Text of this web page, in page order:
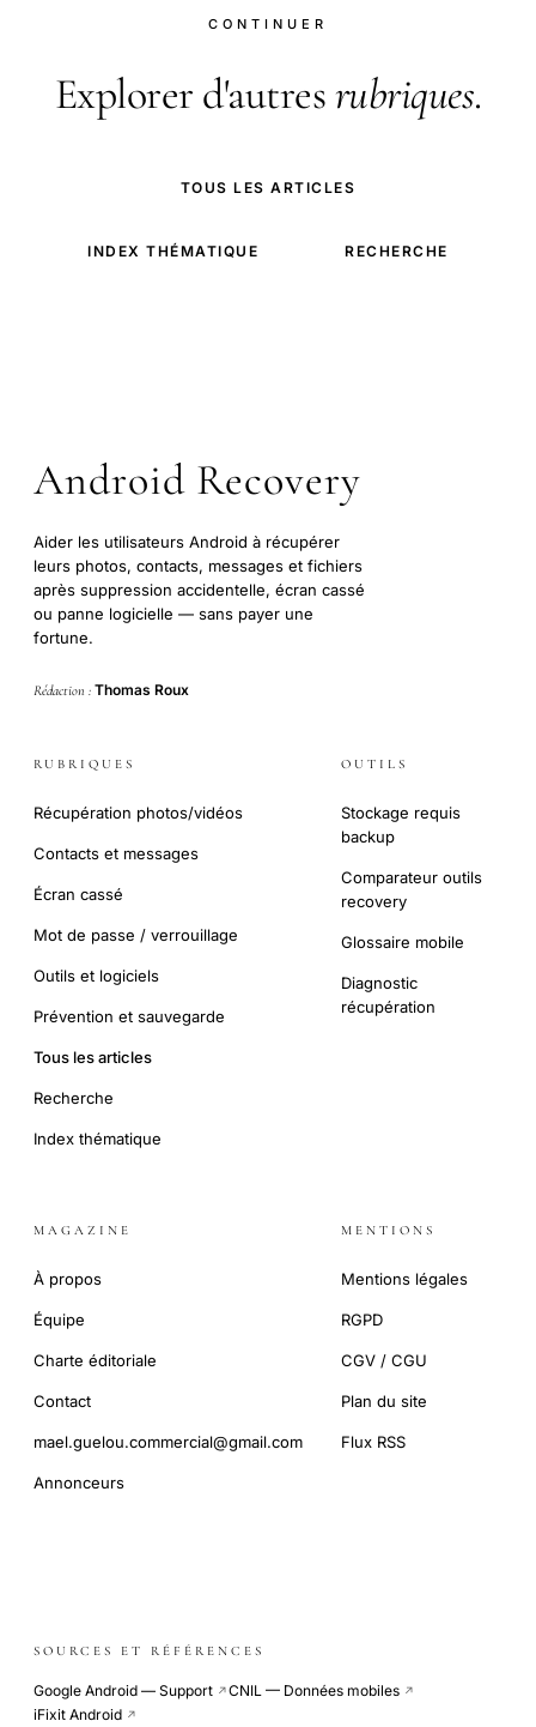
CONTINUER
Explorer d'autresrubriques.
TOUS LES ARTICLES
INDEX THÉMATIQUE RECHERCHE
Android Recovery
Aider les utilisateurs Android à récupérer
leurs photos, contacts, messages et fichiers
après suppression accidentelle, écran cassé
ou panne logicielle — sans payer une
fortune.
Rédaction : Thomas Roux
RUBRIQUES
Récupération photos/vidéos
Contacts et messages
Écran cassé
Mot de passe / verrouillage
Outils et logiciels
Prévention et sauvegarde
Tous les articles
Recherche
Index thématique
OUTILS
Stockage requis
backup
Comparateur outils
recovery
Glossaire mobile
Diagnostic
récupération
MAGAZINE
À propos
Équipe
Charte éditoriale
Contact
mael.guelou.commercial@gmail.com
Annonceurs
MENTIONS
Mentions légales
RGPD
CGV / CGU
Plan du site
Flux RSS
SOURCES ET RÉFÉRENCES
Google Android — Support ↗CNIL — Données mobiles ↗
iFixit Android ↗